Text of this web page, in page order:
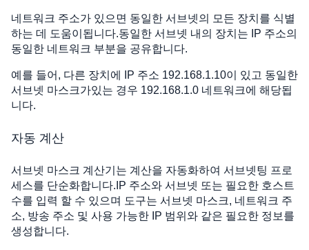
네트워크 주소가 있으면 동일한 서브넷의 모든 장치를 식별
하는 데 도움이됩니다.동일한 서브넷 내의 장치는 IP 주소의
동일한 네트워크 부분을 공유합니다.
예를 들어, 다른 장치에 IP 주소 192.168.1.10이 있고 동일한
서브넷 마스크가있는 경우 192.168.1.0 네트워크에 해당됩
니다.
자동 계산
서브넷 마스크 계산기는 계산을 자동화하여 서브넷팅 프로
세스를 단순화합니다.IP 주소와 서브넷 또는 필요한 호스트
수를 입력 할 수 있으며 도구는 서브넷 마스크, 네트워크 주
소, 방송 주소 및 사용 가능한 IP 범위와 같은 필요한 정보를
생성합니다.